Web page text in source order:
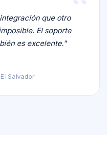
que otro
El soporte
es excelente."
Salvador